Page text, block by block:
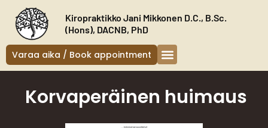
sisältöön
Kiropraktikko Jani Mikkonen D.C., B.Sc.
(Hons), DACNB, PhD
Varaa aika / Book appointment
Korvaperäinen huimaus